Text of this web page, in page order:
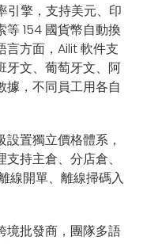
引擎，支持美元、印
154 國貨幣自動換
言方面，Ailit 軟件支
牙文、葡萄牙文、阿
據，不同員工用各自
置獨立價格體系，
持主倉、分店倉、
線開單、離線掃碼入
境批發商，團隊多語